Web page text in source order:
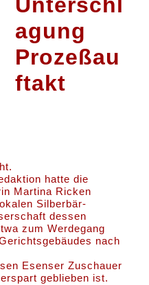
Unterschl
agung
Prozeßau
ftakt
hatte die
Martina Ricken
Silberbär-
dessen
zum Werdegang
nach
Esenser Zuschauer
geblieben ist.